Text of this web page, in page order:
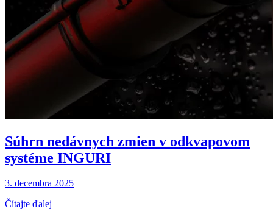
Súhrn nedávnych zmien v odkvapovom
systéme INGURI
3. decembra 2025
Čítajte ďalej